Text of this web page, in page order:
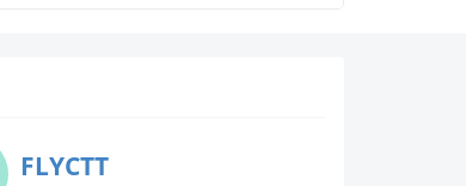
FLYCTT